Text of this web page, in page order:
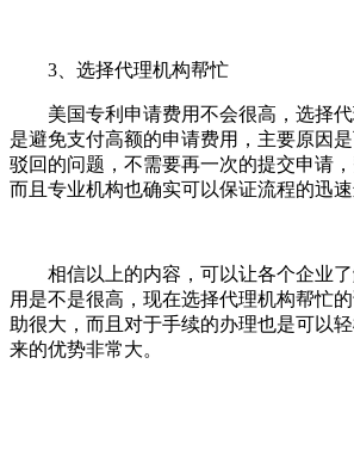
3、选择代理机构帮忙
美国专利申请费用不会很高，选择代
是避免支付高额的申请费用，主要原因
驳回的问题，不需要再一次的提交申请
而且专业机构也确实可以保证流程的迅速
相信以上的内容，可以让各个企业了
用是不是很高，现在选择代理机构帮忙
助很大，而且对于手续的办理也是可以
来的优势非常大。